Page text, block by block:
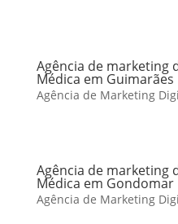
Agência de marketing
Médica em Guimarães
Agência de Marketing
Agência de marketing
Médica em Gondomar
Agência de Marketing